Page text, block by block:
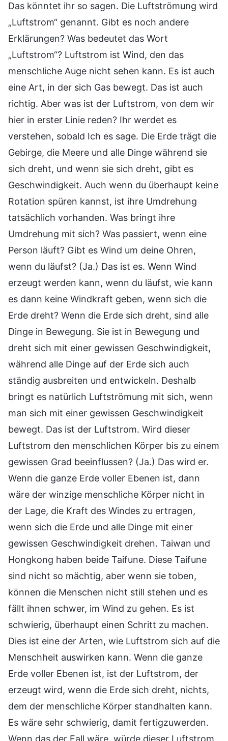
Das könntet ihr so sagen. Die Luftströmung wird
„Luftstrom“ genannt. Gibt es noch andere
Erklärungen? Was bedeutet das Wort
„Luftstrom“? Luftstrom ist Wind, den das
menschliche Auge nicht sehen kann. Es ist auch
eine Art, in der sich Gas bewegt. Das ist auch
richtig. Aber was ist der Luftstrom, von dem wir
hier in erster Linie reden? Ihr werdet es
verstehen, sobald Ich es sage. Die Erde trägt die
Gebirge, die Meere und alle Dinge während sie
sich dreht, und wenn sie sich dreht, gibt es
Geschwindigkeit. Auch wenn du überhaupt keine
Rotation spüren kannst, ist ihre Umdrehung
tatsächlich vorhanden. Was bringt ihre
Umdrehung mit sich? Was passiert, wenn eine
Person läuft? Gibt es Wind um deine Ohren,
wenn du läufst? (Ja.) Das ist es. Wenn Wind
erzeugt werden kann, wenn du läufst, wie kann
es dann keine Windkraft geben, wenn sich die
Erde dreht? Wenn die Erde sich dreht, sind alle
Dinge in Bewegung. Sie ist in Bewegung und
dreht sich mit einer gewissen Geschwindigkeit,
während alle Dinge auf der Erde sich auch
ständig ausbreiten und entwickeln. Deshalb
bringt es natürlich Luftströmung mit sich, wenn
man sich mit einer gewissen Geschwindigkeit
bewegt. Das ist der Luftstrom. Wird dieser
Luftstrom den menschlichen Körper bis zu einem
gewissen Grad beeinflussen? (Ja.) Das wird er.
Wenn die ganze Erde voller Ebenen ist, dann
wäre der winzige menschliche Körper nicht in
der Lage, die Kraft des Windes zu ertragen,
wenn sich die Erde und alle Dinge mit einer
gewissen Geschwindigkeit drehen. Taiwan und
Hongkong haben beide Taifune. Diese Taifune
sind nicht so mächtig, aber wenn sie toben,
können die Menschen nicht still stehen und es
fällt ihnen schwer, im Wind zu gehen. Es ist
schwierig, überhaupt einen Schritt zu machen.
Dies ist eine der Arten, wie Luftstrom sich auf die
Menschheit auswirken kann. Wenn die ganze
Erde voller Ebenen ist, ist der Luftstrom, der
erzeugt wird, wenn die Erde sich dreht, nichts,
dem der menschliche Körper standhalten kann.
Es wäre sehr schwierig, damit fertigzuwerden.
Wenn das der Fall wäre, würde dieser Luftstrom